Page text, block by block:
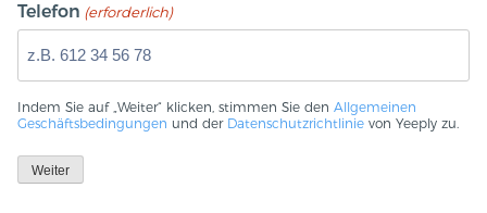
Telefon (erforderlich)
Indem Sie auf „Weiter“ klicken, stimmen Sie den Allgemeinen
Geschäftsbedingungen und der Datenschutzrichtlinie von Yeeply zu.
Weiter